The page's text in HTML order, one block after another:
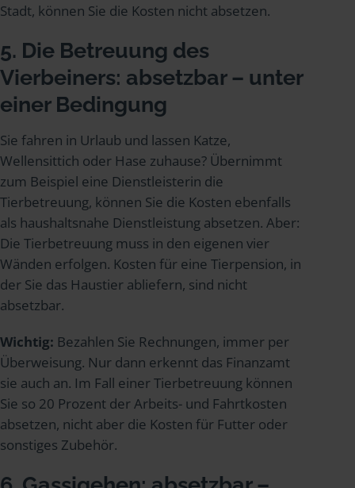
Stadt, können Sie die Kosten nicht absetzen.
5. Die Betreuung des
Vierbeiners: absetzbar – unter
einer Bedingung
Sie fahren in Urlaub und lassen Katze,
Wellensittich oder Hase zuhause? Übernimmt
zum Beispiel eine Dienstleisterin die
Tierbetreuung, können Sie die Kosten ebenfalls
als haushaltsnahe Dienstleistung absetzen. Aber:
Die Tierbetreuung muss in den eigenen vier
Wänden erfolgen. Kosten für eine Tierpension, in
der Sie das Haustier abliefern, sind nicht
absetzbar.
Wichtig: Bezahlen Sie Rechnungen, immer per
Überweisung. Nur dann erkennt das Finanzamt
sie auch an. Im Fall einer Tierbetreuung können
Sie so 20 Prozent der Arbeits- und Fahrtkosten
absetzen, nicht aber die Kosten für Futter oder
sonstiges Zubehör.